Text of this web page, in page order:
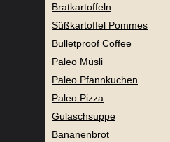
Bratkartoffeln
Süßkartoffel Pommes
Bulletproof Coffee
Paleo Müsli
Paleo Pfannkuchen
Paleo Pizza
Gulaschsuppe
Bananenbrot